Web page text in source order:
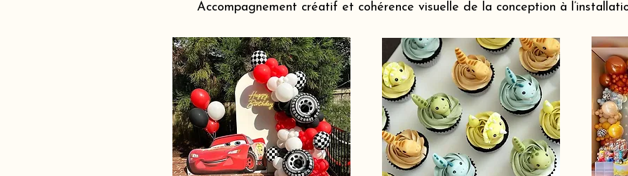
Accompagnement créatif et cohérence visuelle de la conception à